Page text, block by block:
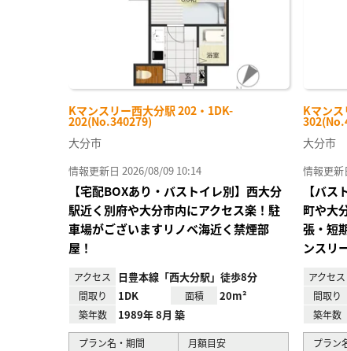
Kマンスリー西大分駅 202・1DK-
202(No.340279)
大分市
情報更新日 2026/08/09 10:14
【宅配BOXあり・バストイレ別】西大分
駅近く別府や大分市内にアクセス楽！駐
車場がございますリノベ海近く禁煙部
屋！
アクセス 日豊本線「西大分駅」徒歩8分
間取り 1DK 面積 20m²
築年数 1989年 8月 築
プラン名・期間 月額目安
Kマン
大分市
情報更
【バ
町や大
張・短
ンスリ
アクセス
間取り
築年数
プラン